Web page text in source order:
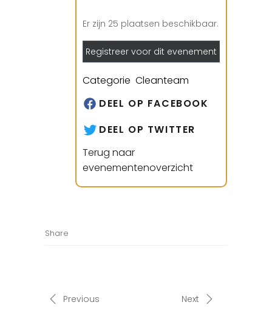
Er zijn 25 plaatsen beschikbaar.
Registreer voor dit evenement
Categorie Cleanteam
DEEL OP FACEBOOK
DEEL OP TWITTER
Terug naar
evenementenoverzicht
Share
Previous Next